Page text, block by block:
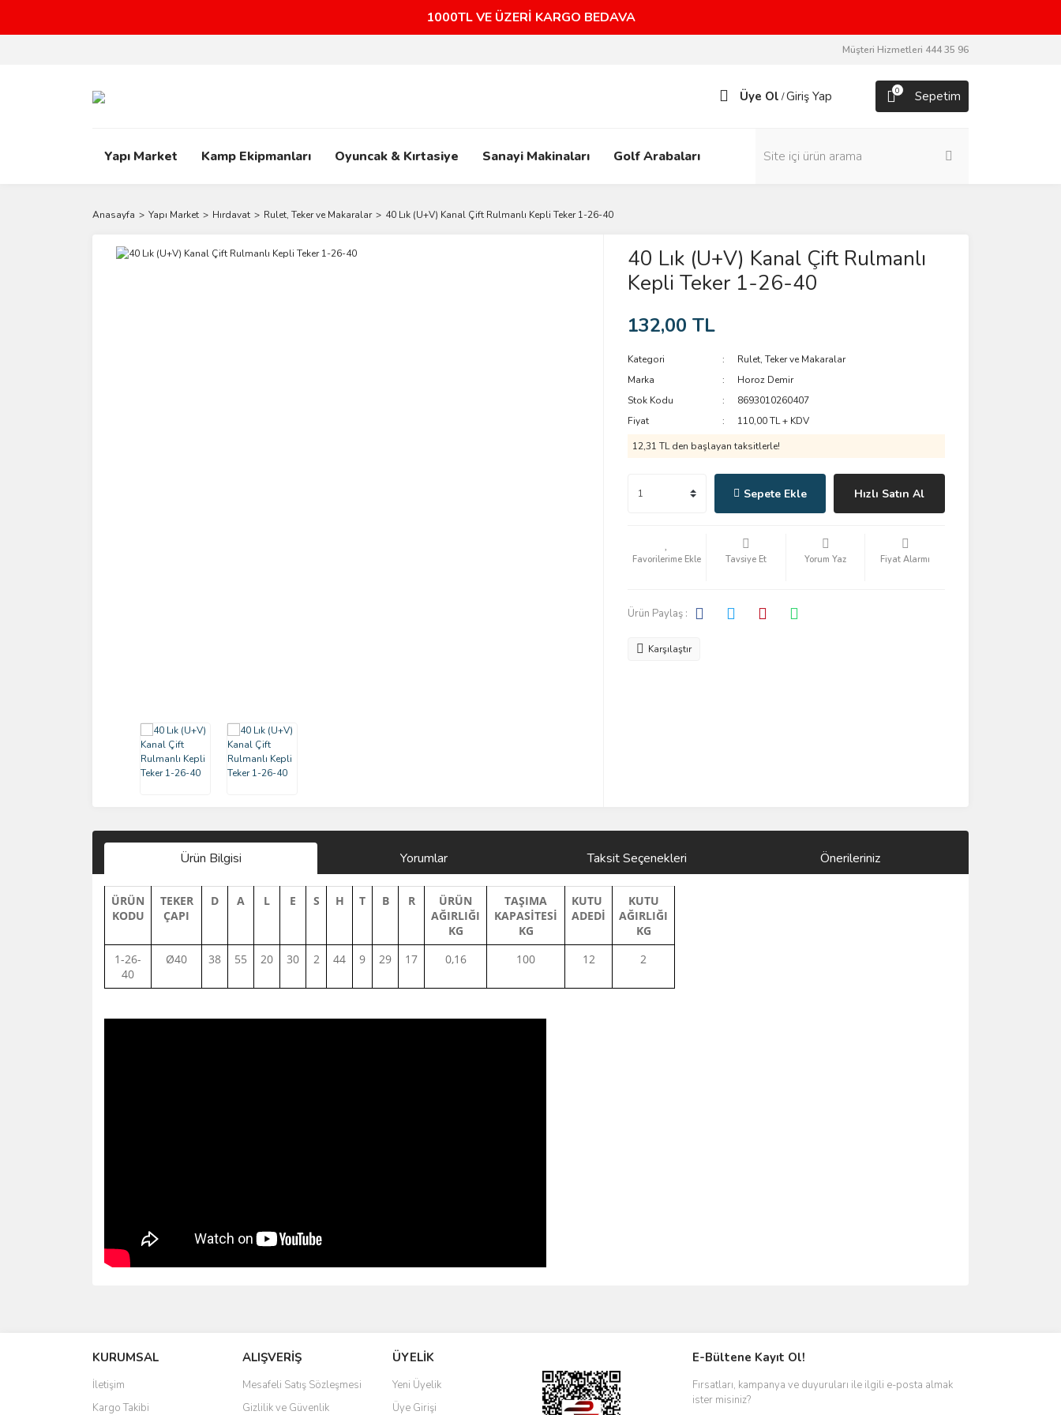
1000TL VE ÜZERİ KARGO BEDAVA
Müşteri Hizmetleri 444 35 96
Üye Ol /Giriş Yap 0 Sepetim
Yapı Market Kamp Ekipmanları Oyuncak & Kırtasiye Sanayi Makinaları Golf Arabaları
Anasayfa Yapı Market Hırdavat Rulet, Teker ve Makaralar 40 Lık (U+V) Kanal Çift Rulmanlı Kepli Teker 1-26-40
40 Lık (U+V) Kanal Çift Rulmanlı
Kepli Teker 1-26-40
132,00 TL
Kategori
Rulet, Teker ve Makaralar
Marka
Horoz Demir
Stok Kodu
8693010260407
Fiyat
110,00 TL + KDV
12,31 TL den başlayan taksitlerle!
Sepete Ekle Hızlı Satın Al
Tavsiye Et Yorum Yaz Fiyat Alarmı
Ürün Paylaş :
Karşılaştır
Ürün Bilgisi Yorumlar Taksit Seçenekleri Önerileriniz
ÜRÜN
KODU
TEKER
ÇAPI
D A L E S H T B R
ÜRÜN
AĞIRLIĞI
KG
TAŞIMA
KAPASİTESİ
KG
KUTU
ADEDİ
KUTU
AĞIRLIĞI
KG
1-26-
40
Ø40 38 55 20 30 2 44 9 29 17 0,16 100 12 2
Yorum Yaz
Ürün resmi kalitesiz, bozuk veya görüntülenemiyor.
Ürün açıklamasında eksik bilgiler bulunuyor.
Ürün bilgilerinde hatalar bulunuyor.
KURUMSAL
İletişim
Kargo Takibi
ALIŞVERİŞ
Mesafeli Satış Sözleşmesi
Gizlilik ve Güvenlik
ÜYELİK
Yeni Üyelik
Üye Girişi
E-Bültene Kayıt Ol!
Fırsatları, kampanya ve duyuruları ile ilgili e-posta almak
ister misiniz?